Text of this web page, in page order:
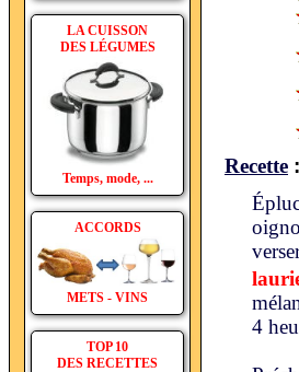
LA CUISSON
DES LÉGUMES
Temps, mode, ...
ACCORDS
METS - VINS
TOP 10
DES RECETTES
Recette :
4